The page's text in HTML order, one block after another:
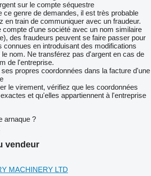
sur le compte séquestre
ce genre de demandes, il est très probable
en train de communiquer avec un fraudeur.
compte d'une société avec un nom similaire
des fraudeurs peuvent se faire passer pour
connues en introduisant des modifications
nom. Ne transférez pas d'argent en cas de
de l'entreprise.
propres coordonnées dans la facture d'une
le virement, vérifiez que les coordonnées
et qu'elles appartiennent à l'entreprise
arnaque ?
vendeur
MACHINERY LTD